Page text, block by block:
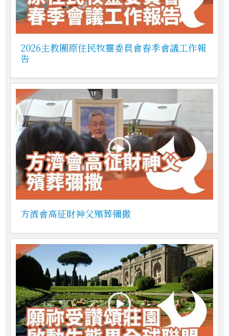
2026主教團原住民牧靈委員會春季會議工作報
告
方濟會高征財神父殯葬彌撒